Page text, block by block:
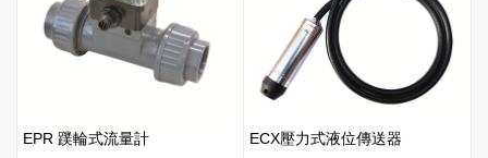
EPR 蹼輪式流量計 ECX壓力式液位傳送器